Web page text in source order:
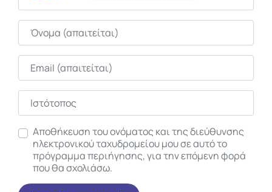
Όνομα
Email
Ιστότοπος
Αποθήκευση του ονόματος και της διεύθυνσης
ηλεκτρονικού ταχυδρομείου μου σε αυτό το
πρόγραμμα περιήγησης, για την επόμενη φορά
που θα σχολιάσω.